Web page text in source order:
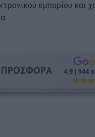
εμπορίου και